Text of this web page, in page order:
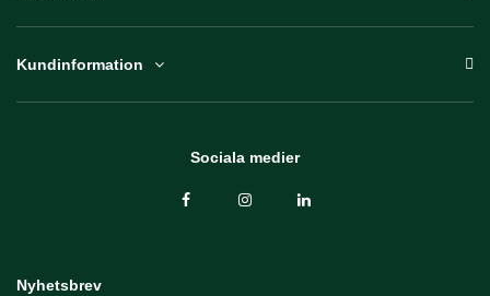
Kundinformation
Sociala medier
Nyhetsbrev